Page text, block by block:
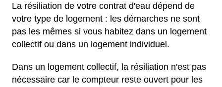
La résiliation de votre contrat d'eau dépend de
votre type de logement : les démarches ne sont
pas les mêmes si vous habitez dans un logement
collectif ou dans un logement individuel.
Dans un logement collectif, la résiliation n'est pas
nécessaire car le compteur reste ouvert pour les